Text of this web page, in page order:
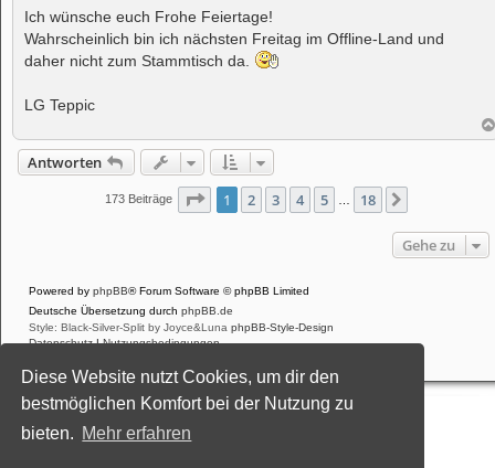
Diese Website nutzt Cookies, um dir den
bestmöglichen Komfort bei der Nutzung zu
bieten. Mehr erfahren
i
r
g
Ich wünsche euch Frohe Feiertage!
Wahrscheinlich bin ich nächsten Freitag im Offline-Land und
daher nicht zum Stammtisch da.
LG Teppic
Antworten
173 Beiträge Seite 1von 18
1 2 3 4 5 18
Gehe zu
Powered by phpBB® Forum Software © phpBB Limited
Deutsche Übersetzung durch phpBB.de
Style: Black-Silver-Split by Joyce&Luna phpBB-Style-Design
Datenschutz |Nutzungsbedingungen